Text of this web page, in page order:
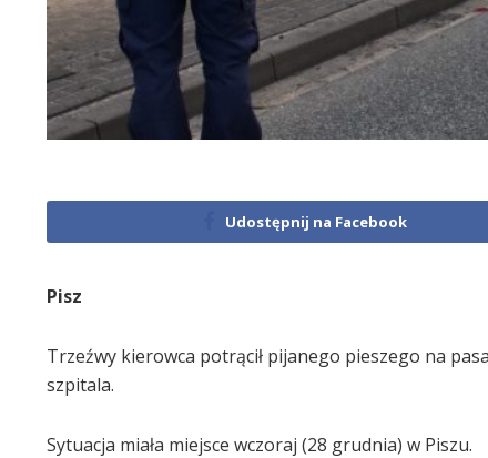
Udostępnij na Facebook
Pisz
Trzeźwy kierowca potrącił pijanego pieszego na
szpitala.
Sytuacja miała miejsce wczoraj (28 grudnia) w Piszu.